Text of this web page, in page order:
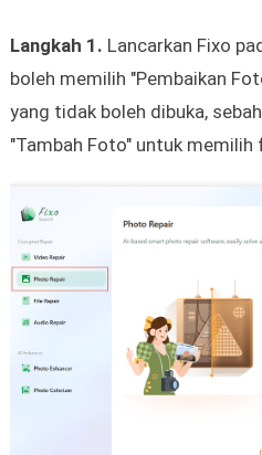
Langkah 1. Lancarkan Fixo
boleh memilih "Pembaikan
yang tidak boleh dibuka,
"Tambah Foto" untuk